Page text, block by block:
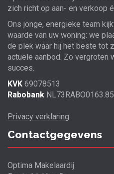
zich richt op aan- en verkoop
Ons jonge, energieke team
waarde van uw woning: we
de plek waar hij het beste tot
actuele aanbod. Zo vergroten
succes.
KVK 69078513
Rabobank
Privacy verklaring
Contactgegevens
Optima Makelaardij